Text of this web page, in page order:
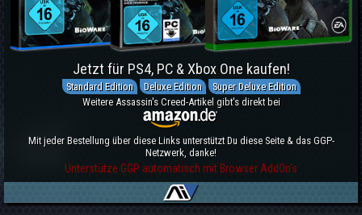
Jetzt für PS4, PC & Xbox One kaufen!
Standard Edition Deluxe Edition
Super Deluxe Edition
Weitere Assassin's Creed-Artikel gibt's direkt bei
Mit jeder Bestellung über diese Links unterstützt Du diese Seite & das GGP-
Netzwerk, danke!
Unterstütze GGP automatisch mit Browser AddOn's